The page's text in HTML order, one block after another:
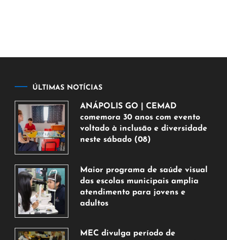
ÚLTIMAS NOTÍCIAS
ANÁPOLIS GO | CEMAD
comemora 30 anos com evento
voltado à inclusão e diversidade
neste sábado (08)
de
agosto
de
2026
Maior programa de saúde visual
das escolas municipais amplia
atendimento para jovens e
adultos
de
MEC divulga período de